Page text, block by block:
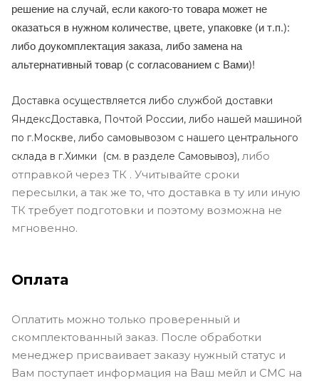
решение на случай, если какого-то товара может не
оказаться в нужном количестве, цвете, упаковке (и т.п.):
либо доукомплектация заказа, либо замена на
альтернативный товар (с согласованием с Вами)!
Доставка осуществляется либо службой доставки
ЯндексДоставка, Почтой России, либо нашей машиной
по г.Москве, либо самовывозом с нашего центрального
склада в г.Химки (см. в разделе Самовывоз), либо
отправкой через ТК . Учитывайте сроки
пересылки, а так же то, что доставка в ту или иную
ТК требует подготовки и поэтому возможна не
мгновенно.
Оплата
Оплатить можно только проверенный и
скомплектованный заказ. После обработки
менеджер присваивает заказу нужный статус и
Вам поступает информация на Ваш мейл и СМС на